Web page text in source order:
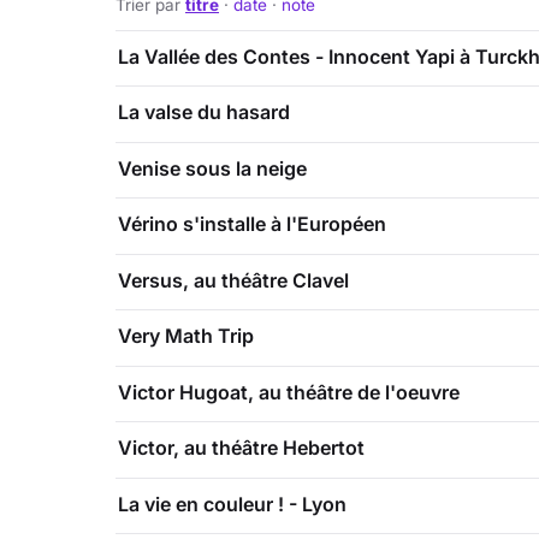
Trier par titre · date · note
La Vallée des Contes - Innocent Yapi à
La valse du hasard
Venise sous la neige
Vérino s'installe à l'Européen
Versus, au théâtre Clavel
Very Math Trip
Victor Hugoat, au théâtre de l'oeuvre
Victor, au théâtre Hebertot
La vie en couleur ! - Lyon